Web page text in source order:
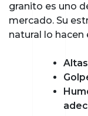
granito es uno
mercado. Su
natural lo